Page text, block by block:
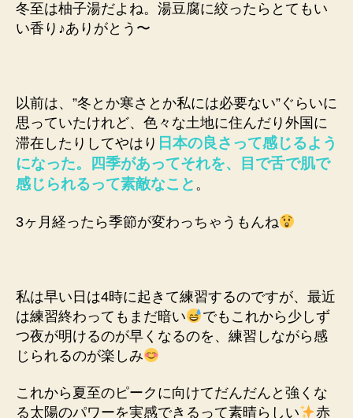
冬至は柚子湯だよね。湯豆腐に絞ったらとてもい
い香り♪ありがとう〜
以前は、”冬とか寒さとか私には必要ない”ぐらいに
思っていたけれど、色々な土地に住んだり外国に
滞在したりしてやはり 日本の良さって感じるよう
になった。四季があってそれを、目で舌で肌で
感じられるって素敵なこと 。
3ヶ月経ったら季節が変わっちゃうもんね
私は早い日は4時に起きて練習するのですが、最近
は練習終わってもまだ暗い
でもこれから少しず
つ夜が明けるのが早くなるのを、練習しながら感
じられるのが楽しみ
これから夏至のピークに向けてだんだんと強くな
る太陽のパワーを実感できるって素晴らしい
赤